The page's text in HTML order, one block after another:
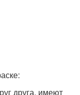
друга, имеют